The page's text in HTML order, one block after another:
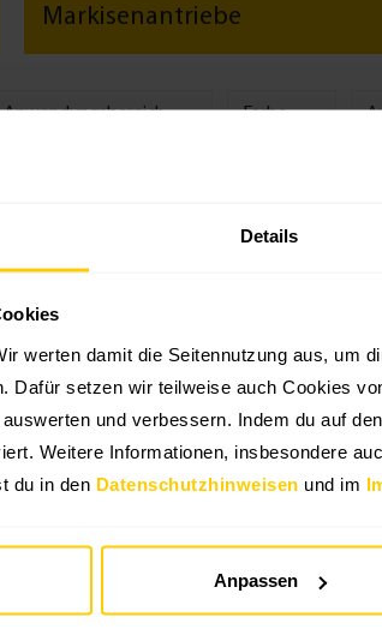
Details
werten damit die Seitennutzung aus, um
Dafür setzen wir teilweise auch Cookies
und verbessern. Indem du auf
Weitere Informationen, insbesondere
du in den Datenschutzhinweisen und im
Anpassen
Markisenantriebe
Anwendungsbereich Farbe
MAXI
Aktion -